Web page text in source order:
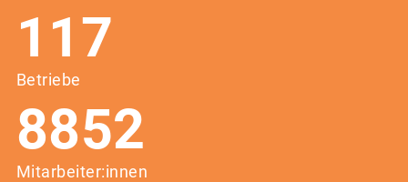
117
Betriebe
8852
Mitarbeiter:innen